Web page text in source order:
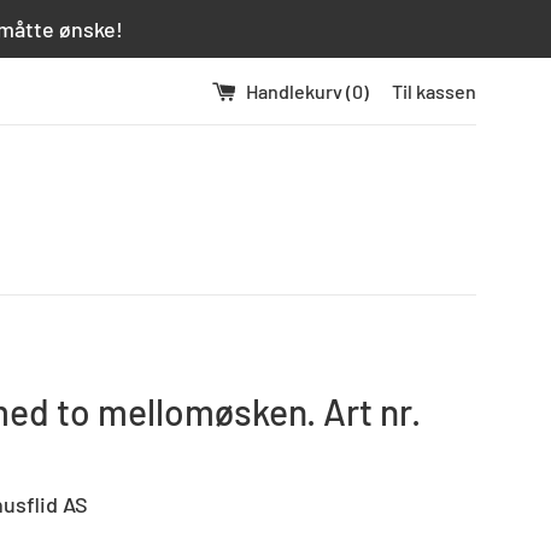
ønske!
Handlekurv (0) Til kassen
to mellomøsken. Art nr.
AS